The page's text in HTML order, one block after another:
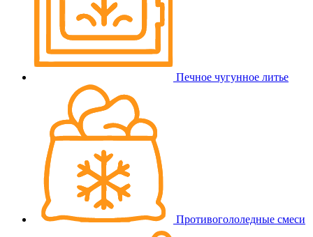
Печное чугунное литье
Противогололедные смеси